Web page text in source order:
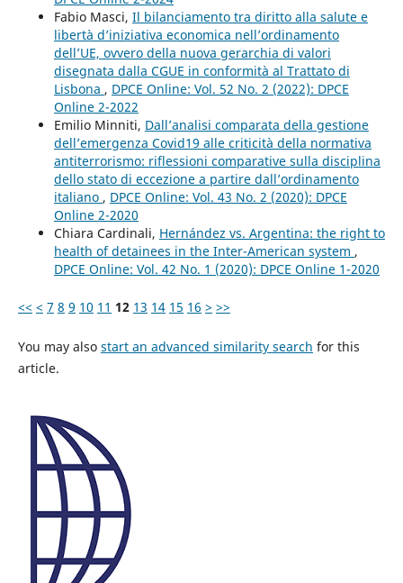
Fabio Masci, Il bilanciamento tra diritto alla salute e
libertà d’iniziativa economica nell’ordinamento
dell’UE, ovvero della nuova gerarchia di valori
disegnata dalla CGUE in conformità al Trattato di
Lisbona , DPCE Online: Vol. 52 No. 2 (2022): DPCE
Online 2-2022
Emilio Minniti, Dall’analisi comparata della gestione
dell’emergenza Covid19 alle criticità della normativa
antiterrorismo: riflessioni comparative sulla disciplina
dello stato di eccezione a partire dall’ordinamento
italiano , DPCE Online: Vol. 43 No. 2 (2020): DPCE
Online 2-2020
Chiara Cardinali, Hernández vs. Argentina: the right to
health of detainees in the Inter-American system ,
DPCE Online: Vol. 42 No. 1 (2020): DPCE Online 1-2020
<< < 7 8 9 10 11 12 13 14 15 16 > >>
You may also start an advanced similarity search for this
article.